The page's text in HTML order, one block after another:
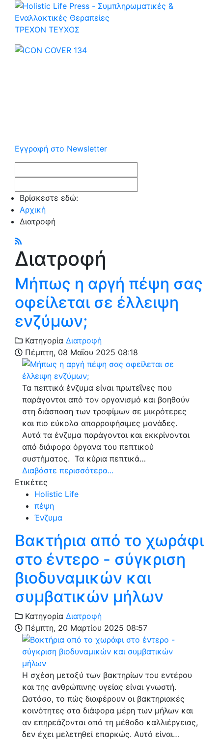
ΤΡΕΧOΝ ΤΕΥΧΟΣ
Εγγραφή στο Newsletter
Βρίσκεστε εδώ:
Αρχική
Διατροφή
Διατροφή
Μήπως η αργή πέψη σας
οφείλεται σε έλλειψη
ενζύμων;
Κατηγορία Διατροφή
Πέμπτη, 08 Μαΐου 2025 08:18
Τα πεπτικά ένζυμα είναι πρωτεΐνες που
παράγονται από τον οργανισμό και βοηθούν
στη διάσπαση των τροφίμων σε μικρότερες
και πιο εύκολα απορροφήσιμες μονάδες.
Αυτά τα ένζυμα παράγονται και εκκρίνονται
από διάφορα όργανα του πεπτικού
συστήματος. Τα κύρια πεπτικά…
Διαβάστε περισσότερα...
Ετικέτες
Holistic Life
πέψη
Ένζυμα
Βακτήρια από το χωράφι
στο έντερο - σύγκριση
βιοδυναμικών και
συμβατικών μήλων
Κατηγορία Διατροφή
Πέμπτη, 20 Μαρτίου 2025 08:57
Η σχέση μεταξύ των βακτηρίων του εντέρου
και της ανθρώπινης υγείας είναι γνωστή.
Ωστόσο, το πώς διαφέρουν οι βακτηριακές
κοινότητες στα διάφορα μέρη των μήλων και
αν επηρεάζονται από τη μέθοδο καλλιέργειας,
δεν έχει μελετηθεί επαρκώς. Αυτό είναι…